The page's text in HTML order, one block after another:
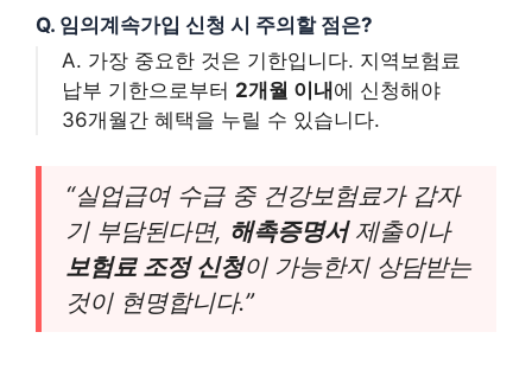
Q. 임의계속가입 신청 시 주의할 점은?
A. 가장 중요한 것은 기한입니다. 지역보험료
납부 기한으로부터 2개월 이내 에 신청해야
36개월간 혜택을 누릴 수 있습니다.
“실업급여 수급 중 건강보험료가 갑자
기 부담된다면, 해촉증명서제출이나
보험료 조정 신청이 가능한지 상담받는
것이 현명합니다.”